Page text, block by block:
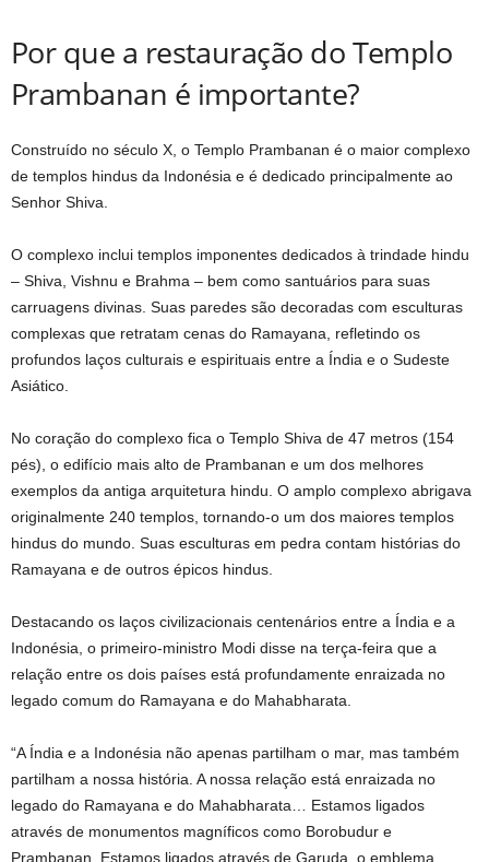
Por que a restauração do Templo
Prambanan é importante?
Construído no século X, o Templo Prambanan é o maior complexo
de templos hindus da Indonésia e é dedicado principalmente ao
Senhor Shiva.
O complexo inclui templos imponentes dedicados à trindade hindu
– Shiva, Vishnu e Brahma – bem como santuários para suas
carruagens divinas. Suas paredes são decoradas com esculturas
complexas que retratam cenas do Ramayana, refletindo os
profundos laços culturais e espirituais entre a Índia e o Sudeste
Asiático.
No coração do complexo fica o Templo Shiva de 47 metros (154
pés), o edifício mais alto de Prambanan e um dos melhores
exemplos da antiga arquitetura hindu. O amplo complexo abrigava
originalmente 240 templos, tornando-o um dos maiores templos
hindus do mundo. Suas esculturas em pedra contam histórias do
Ramayana e de outros épicos hindus.
Destacando os laços civilizacionais centenários entre a Índia e a
Indonésia, o primeiro-ministro Modi disse na terça-feira que a
relação entre os dois países está profundamente enraizada no
legado comum do Ramayana e do Mahabharata.
“A Índia e a Indonésia não apenas partilham o mar, mas também
partilham a nossa história. A nossa relação está enraizada no
legado do Ramayana e do Mahabharata… Estamos ligados
através de monumentos magníficos como Borobudur e
Prambanan. Estamos ligados através de Garuda, o emblema